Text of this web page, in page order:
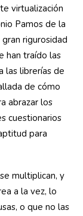
virtualización
Pamos de la
rigurosidad
han traído las
las librerías de
de cómo
abrazar los
cuestionarios
para
multiplican, y
a la vez, lo
o que no las